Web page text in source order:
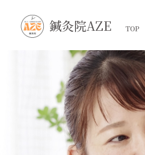
鍼灸院AZE TOP